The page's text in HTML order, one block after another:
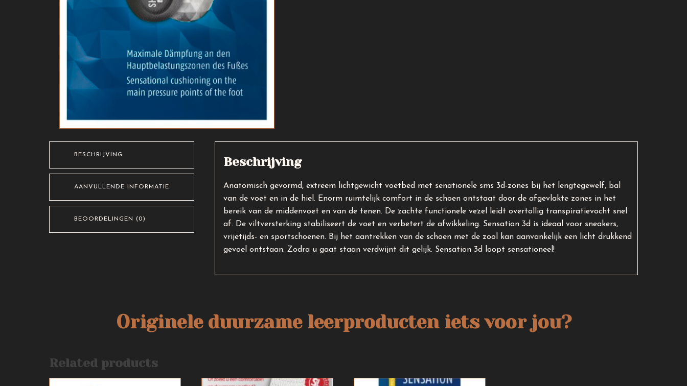
BESCHRIJVING
AANVULLENDE INFORMATIE
BEOORDELINGEN (0)
Beschrijving
Anatomisch gevormd, extreem lichtgewicht voetbed met senationele sms 3d-zones bij het lengtegewelf, bal
van de voet en in de hiel. Enorm ruimtelijk comfort in de schoen ontstaat door de afgevlakte zones in het
bereik van de middenvoet en van de tenen. De zachte functionele vezel leidt overtollig transpiratievocht snel
af. De viltversterking stabiliseert de voet en verbetert de afwikkeling. Sensation 3d is ideaal voor sneakers,
vrijetijds- en sportschoenen. Bij het aantrekken van de schoen met de zool kan aanvankelijk een licht drukkend
gevoel ontstaan. Zodra u gaat staan verdwijnt dit gelijk. Sensation 3d loopt sensationeel!
Originele duurzame leerproducten iets voor jou?
Related products
Dit